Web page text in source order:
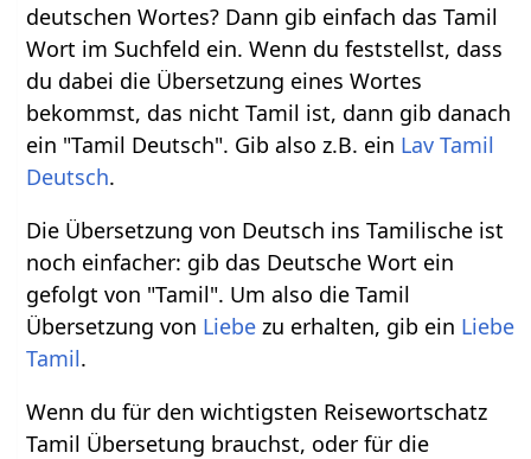
deutschen Wortes? Dann gib einfach das Tamil
Wort im Suchfeld ein. Wenn du feststellst, dass
du dabei die Übersetzung eines Wortes
bekommst, das nicht Tamil ist, dann gib danach
ein "Tamil Deutsch". Gib also z.B. ein Lav Tamil
Deutsch.
Die Übersetzung von Deutsch ins Tamilische ist
noch einfacher: gib das Deutsche Wort ein
gefolgt von "Tamil". Um also die Tamil
Übersetzung von Liebe zu erhalten, gib ein Liebe
Tamil.
Wenn du für den wichtigsten Reisewortschatz
Tamil Übersetung brauchst, oder für die